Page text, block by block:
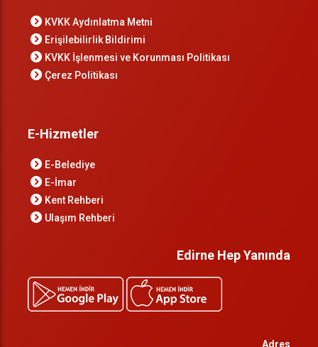
KVKK Aydınlatma Metni
Erişilebilirlik Bildirimi
KVKK İşlenmesi ve Korunması Politikası
Çerez Politikası
E-Hizmetler
E-Belediye
E-İmar
Kent Rehberi
Ulaşım Rehberi
Edirne Hep Yanında
Adres